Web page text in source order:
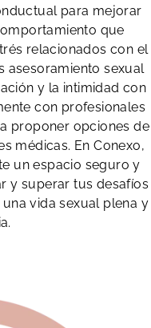
para mejorar
que
relacionados con el
asesoramiento sexual
y la intimidad con
con profesionales
proponer opciones de
médicas. En Conexo,
un espacio seguro y
y superar tus desafíos
vida sexual plena y